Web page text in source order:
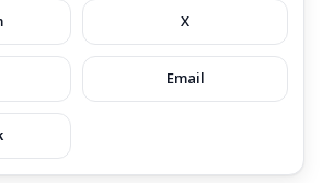
X
Email